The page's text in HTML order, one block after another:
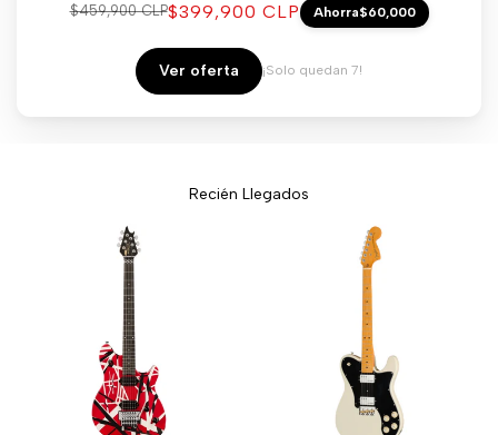
Precio
$459,900 CLPPrecio
venta
$399,900 CLP Ahorra$60,000
Ver oferta ¡Solo quedan 7!
Recién Llegados